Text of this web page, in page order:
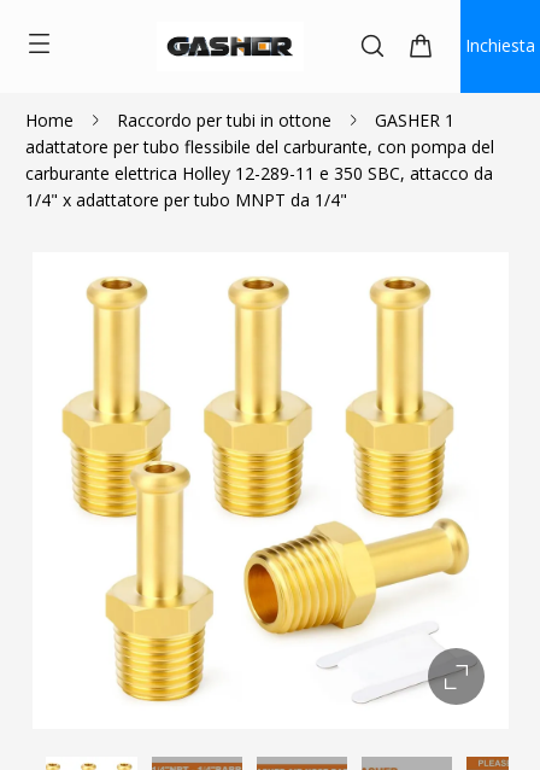
Inchiesta
Home Raccordo per tubi in ottone
GASHER 1
adattatore per tubo flessibile del carburante, con pompa del
carburante elettrica Holley 12-289-11 e 350 SBC, attacco da
1/4" x adattatore per tubo MNPT da 1/4"
$1.30